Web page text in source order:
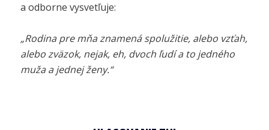
a odborne vysvetľuje:
„Rodina pre mňa znamená spolužitie, alebo vzťah,
alebo zväzok, nejak, eh, dvoch ľudí a to jedného
muža a jednej ženy.“